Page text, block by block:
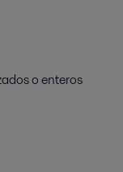
o enteros